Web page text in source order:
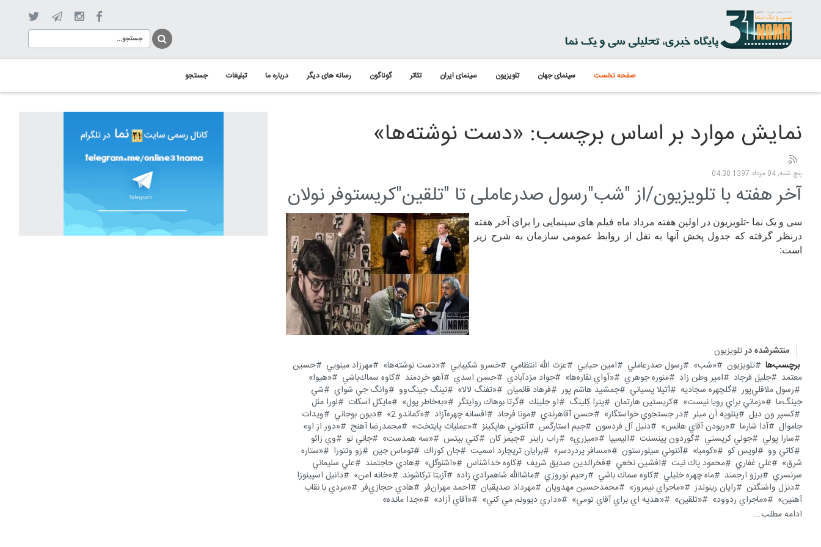
صفحه نخست سینمای جهان تلویزیون سینمای ایران تئاتر گوناگون رسانه های دیگر درباره ما تبلیغات جستجو
نمایش موارد بر اساس برچسب: «دست نوشته‌ها»
پنج شنبه, 04 مرداد 1397 04:30
آخر هفته با تلویزیون/از "شب"رسول صدرعاملی تا "تلقین"کریستوفر نولان
سی و یک نما -تلویزیون در اولین هفته مرداد ماه فیلم های سینمایی را برای آخر هفته
درنظر گرفته که جدول پخش آنها به نقل از روابط عمومی سازمان به شرح زیر
است:
منتشرشده درتلویزیون
برچسب‌ها
تلویزیون «شب» رسول صدرعاملي امين حيايي عزت الله انتظامي خسرو شكيبايي «دست نوشته‌ها» مهرزاد مينويي
حسين
معتمد
جليل فرجاد امير وطن زاد منوره جوهري «آواي نقاره‌ها» جواد مزدآبادي حسن اسدي آهو خردمند كاوه سماك‌باشي
«هيوا»
رسول ملاقلي‌پور
گلچهره سجاديه آتيلا پسياني جمشيد هاشم پور فرهاد قائميان «تفنگ لالا» نينگ جينگ‌وو وانگ جي شواي
شي
جينگ‌ما
«زماني براي رويا نيست» كريستين هارتمان پترا كِلينگ او جلينِك گرتا بوهاك روايتگر «به‌خاطر پول» مايكل اسكات
لورا منل
كسپر ون ديل
پنلوپه اَن ميلر در جستجوي خواستگار» حسن آقاهرندي مونا فرجاد افسانه چهره‌آزاد «كماندو 2» ديون بوجاني
ويدات
جاموال
آدا شارما «ربودن آقاي هانس» دنيل آل فردسون جيم استارگس آنتوني هاپكينز «عمليات پايتخت» محمدرضا آهنج
«دور از او»
سارا پولي
جولي كريستي گوردون پينسنت اليميپا «ميزري» راب راينر جيمز كان كتي بيتس «سه همدست» جاني تو
وي زائو
كاتي وو
لويس كو «كومبا» آنتوني سيلورستون «مسافر پردردسر» برايان تريچارد اسميت جان كوزاك توماس جين زو ونتورا
«ستاره
شرق»
علي غفاري محمود پاك نيت افشين نخعي فخرالدين صديق شريف كاوه خداشناس «اشنوگل» هادي حاجتمند
علي سليماني
سرنسري
برزو ارجمند ماه چهره خليلي كاوه سماك باشي رحيم نوروزي ماشاالله شاهمرادي زاده آزيتا تركاشوند «خانه امن»
دانيل اسپينوزا
دنزل واشنگتن
رايان رينولدز «ماجراي نيمروز» محمدحسين مهدويان مهرداد صديقيان احمد مهران‌فر هادي حجازي‌فر
«مردي با نقاب
آهنين»
«ماجراي ردوود» «تلقين» «هديه اي براي آقاي تومي» «داري ديوونم مي كني» «آقاي آزاد»
«جدا مانده»
ادامه مطلب...